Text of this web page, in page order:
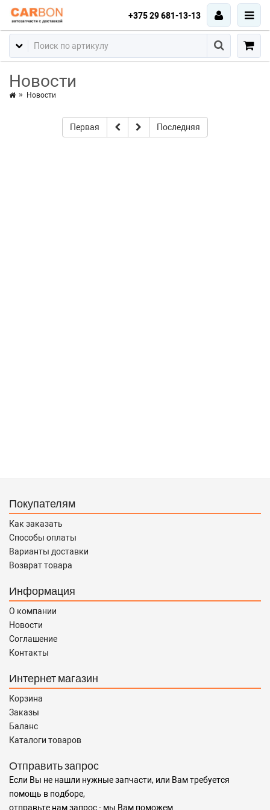
+375 29 681-13-13
Новости
Новости
Первая Последняя
Покупателям
Как заказать
Способы оплаты
Варианты доставки
Возврат товара
Информация
О компании
Новости
Соглашение
Контакты
Интернет магазин
Корзина
Заказы
Баланс
Каталоги товаров
Отправить запрос
Если Вы не нашли нужные запчасти, или Вам требуется
помощь в подборе,
отправьте нам запрос - мы Вам поможем